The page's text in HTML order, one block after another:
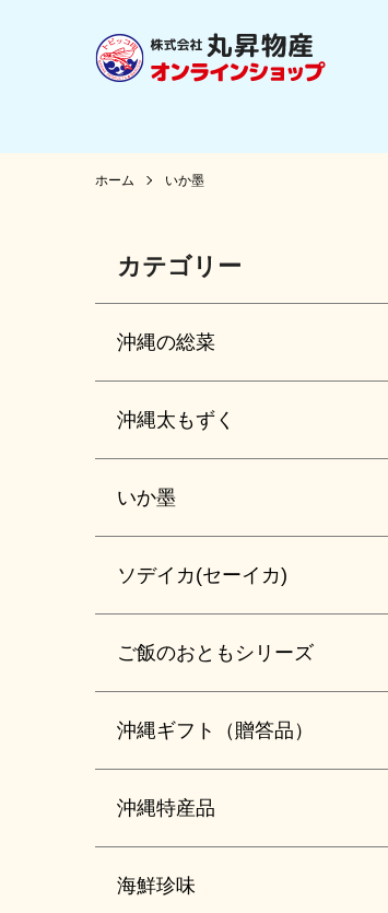
ホーム いか墨
カテゴリー
沖縄の総菜
沖縄太もずく
いか墨
ソデイカ(セーイカ)
ご飯のおともシリーズ
沖縄ギフト（贈答品）
沖縄特産品
海鮮珍味